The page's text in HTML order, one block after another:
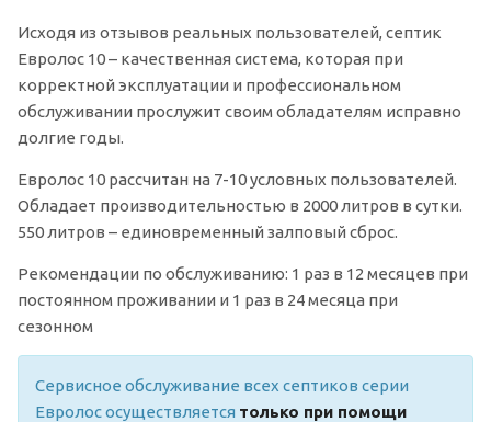
Исходя из отзывов реальных пользователей, септик
Евролос 10 – качественная система, которая при
корректной эксплуатации и профессиональном
обслуживании прослужит своим обладателям исправно
долгие годы.
Евролос 10 рассчитан на 7-10 условных пользователей.
Обладает производительностью в 2000 литров в сутки.
550 литров – единовременный залповый сброс.
Рекомендации по обслуживанию: 1 раз в 12 месяцев при
постоянном проживании и 1 раз в 24 месяца при
сезонном
Сервисное обслуживание всех септиков серии
Евролос осуществляется только при помощи